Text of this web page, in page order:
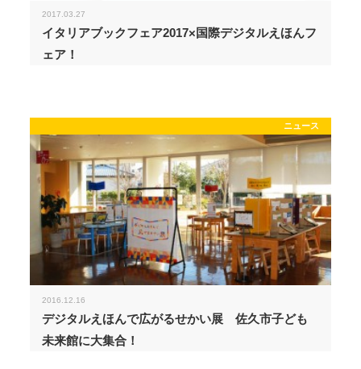
2017.03.27
イタリアブックフェア2017×国際デジタルえほんフ
ェア！
ニュース
2016.12.16
デジタルえほんで広がるせかい展 佐久市子ども
未来館に大集合！